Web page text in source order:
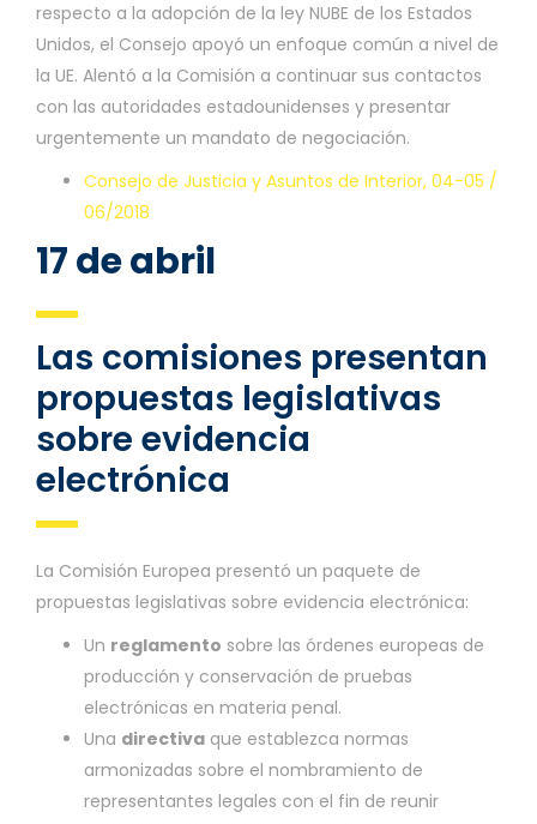
respecto a la adopción de la ley NUBE de los Estados
Unidos, el Consejo apoyó un enfoque común a nivel de
la UE. Alentó a la Comisión a continuar sus contactos
con las autoridades estadounidenses y presentar
urgentemente un mandato de negociación.
Consejo de Justicia y Asuntos de Interior, 04-05 /
06/2018
17 de abril
Las comisiones presentan
propuestas legislativas
sobre evidencia
electrónica
La Comisión Europea presentó un paquete de
propuestas legislativas sobre evidencia electrónica:
Un reglamento sobre las órdenes europeas de
producción y conservación de pruebas
electrónicas en materia penal.
Una directiva que establezca normas
armonizadas sobre el nombramiento de
representantes legales con el fin de reunir